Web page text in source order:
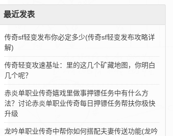
最近发表
传奇sf轻变发布你必定多少(传奇sf轻变发布攻略详
解)
传奇轻变攻速基址：里的这几个矿藏地图，你明白
几个呢？
赤炎单职业传奇嬉戏里做事押镖任务中有什么方
法？讨论赤炎单职业传奇每日押镖任务帮扶你极快
升级
龙吟单职业传奇中帮你如何搭配夫妻传送功能(龙吟